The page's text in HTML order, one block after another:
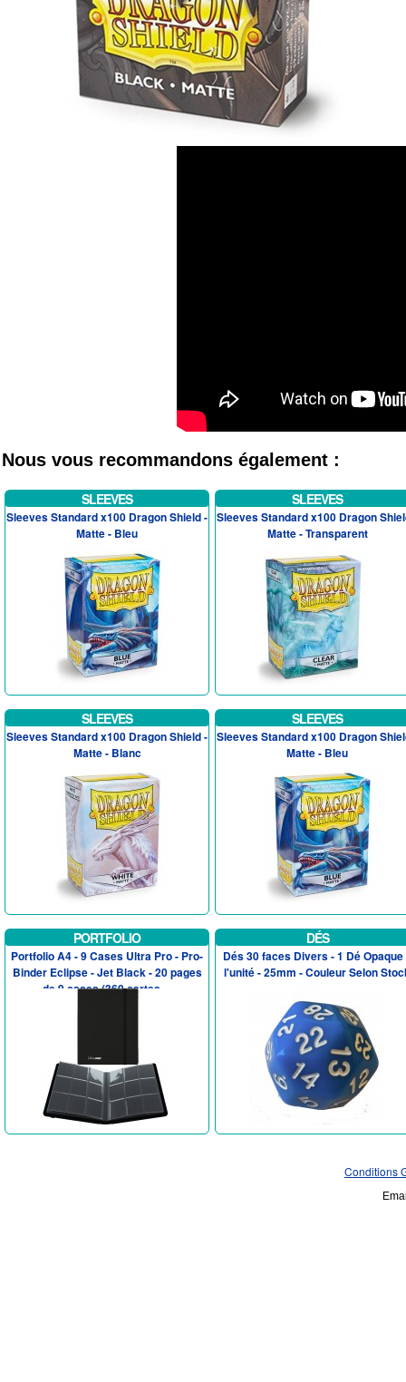
Nous vous recommandons également :
SLEEVES
Sleeves Standard x100 Dragon Shield -
Matte - Bleu
SLEEVES
Sleeves Standard x100 Dragon
Matte - Transparent
SLEEVES
Sleeves Standard x100 Dragon Shield -
Matte - Blanc
SLEEVES
Sleeves Standard x100 Dragon
Matte - Bleu
PORTFOLIO
Portfolio A4 - 9 Cases Ultra Pro - Pro-
Binder Eclipse - Jet Black - 20 pages
de 9 cases (360 cartes ...
DÉS
Dés 30 faces Divers - 1 Dé Opaque
l'unité - 25mm - Couleur Selon
Conditions